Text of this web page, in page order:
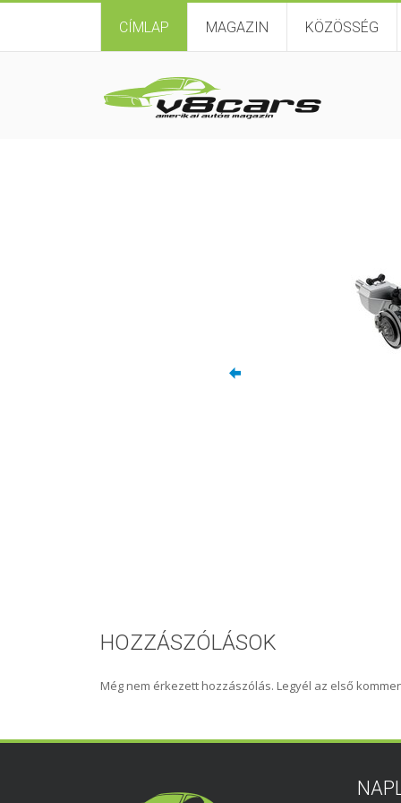
CÍMLAP MAGAZIN KÖZÖSSÉG
HOZZÁSZÓLÁSOK
Még nem érkezett hozzászólás. Legyél az első